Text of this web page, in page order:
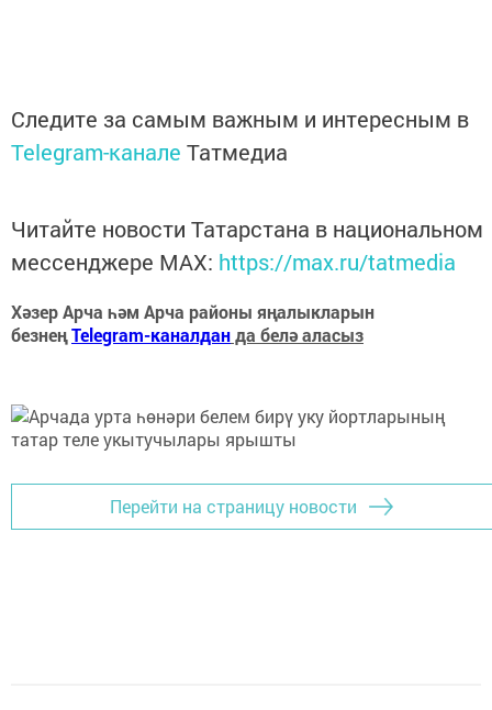
Следите за самым важным и интересным в
Telegram-канале Татмедиа
Читайте новости Татарстана в национальном
мессенджере MАХ: https://max.ru/tatmedia
Хәзер Арча һәм Арча районы яңалыкларын
безнеңTelegram-каналданда белә аласыз
Перейти на страницу новости